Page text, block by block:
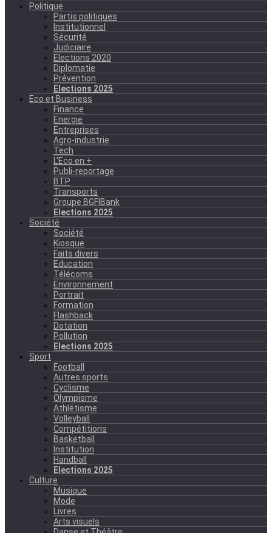
Politique
Partis politiques
Institutionnel
Sécurité
Judiciaire
Elections 2020
Diplomatie
Prévention
Elections 2025
Eco et Business
Finance
Energie
Entreprises
Agro-industrie
Tech
L'Eco en +
Publi-reportage
BTP
Transports
Groupe BGFIBank
Elections 2025
Société
Société
Kiosque
Faits divers
Education
Télécoms
Environnement
Portrait
Formation
Flashback
Dotation
Pollution
Elections 2025
Sport
Football
Autres sports
Cyclisme
Olympisme
Athlétisme
Volleyball
Compétitions
Basketball
Institution
Handball
Elections 2025
Culture
Musique
Mode
Livres
Arts visuels